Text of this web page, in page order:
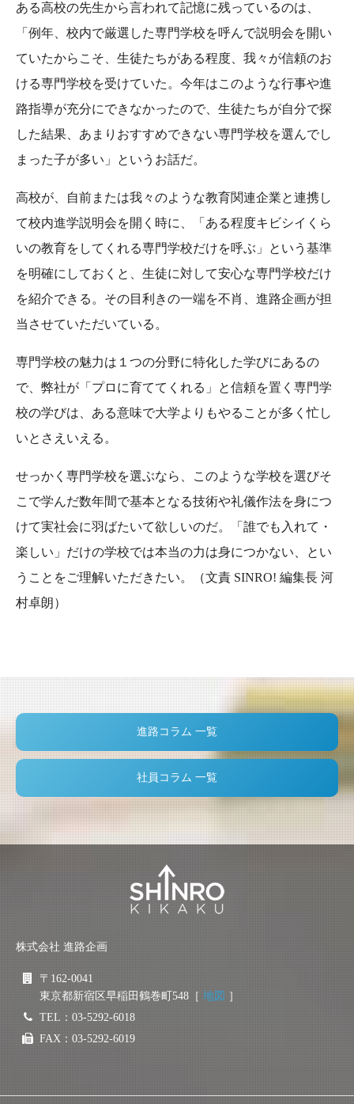
ある高校の先生から言われて記憶に残っているのは、
「例年、校内で厳選した専門学校を呼んで説明会を開い
ていたからこそ、生徒たちがある程度、我々が信頼のお
ける専門学校を受けていた。今年はこのような行事や進
路指導が充分にできなかったので、生徒たちが自分で探
した結果、あまりおすすめできない専門学校を選んでし
まった子が多い」というお話だ。
高校が、自前または我々のような教育関連企業と連携し
て校内進学説明会を開く時に、「ある程度キビシイくら
いの教育をしてくれる専門学校だけを呼ぶ」という基準
を明確にしておくと、生徒に対して安心な専門学校だけ
を紹介できる。その目利きの一端を不肖、進路企画が担
当させていただいている。
専門学校の魅力は１つの分野に特化した学びにあるの
で、弊社が「プロに育ててくれる」と信頼を置く専門学
校の学びは、ある意味で大学よりもやることが多く忙し
いとさえいえる。
せっかく専門学校を選ぶなら、このような学校を選びそ
こで学んだ数年間で基本となる技術や礼儀作法を身につ
けて実社会に羽ばたいて欲しいのだ。「誰でも入れて・
楽しい」だけの学校では本当の力は身につかない、とい
うことをご理解いただきたい。（文責 SINRO! 編集長 河
村卓朗）
進路コラム 一覧
社員コラム 一覧
株式会社 進路企画
〒162-0041
東京都新宿区早稲田鶴巻町548［ 地図 ］
TEL：03-5292-6018
FAX：03-5292-6019